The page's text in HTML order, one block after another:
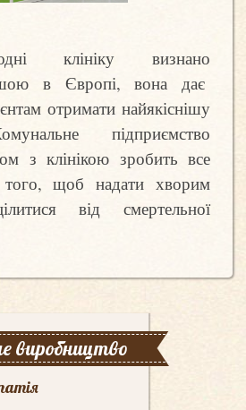
клініку визнано
в Європі, вона дає
отримати найякіснішу
підприємство
з клінікою зробить все
того, щоб надати хворим
від смертельної
виробництво